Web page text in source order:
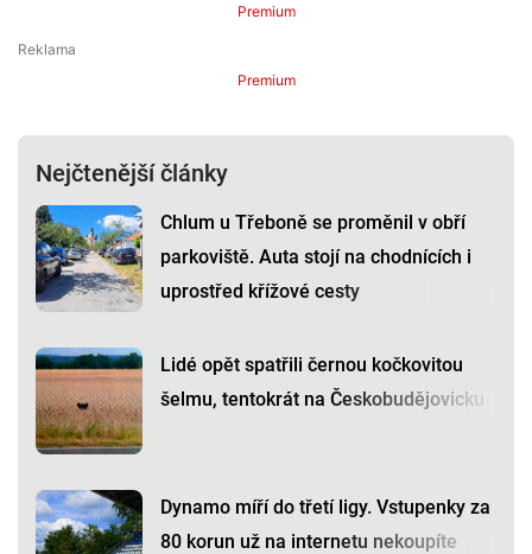
Premium
Premium
Nejčtenější články
Chlum u Třeboně se proměnil v obří
parkoviště. Auta stojí na chodnících i
uprostřed křížové cesty
Lidé opět spatřili černou kočkovitou
šelmu, tentokrát na Českobudějovicku
Dynamo míří do třetí ligy. Vstupenky za
80 korun už na internetu nekoupíte